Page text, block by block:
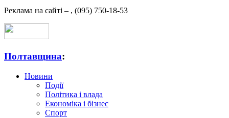
Реклама на сайті – , (095) 750-18-53
Полтавщина:
Новини
Події
Політика і влада
Економіка і бізнес
Спорт